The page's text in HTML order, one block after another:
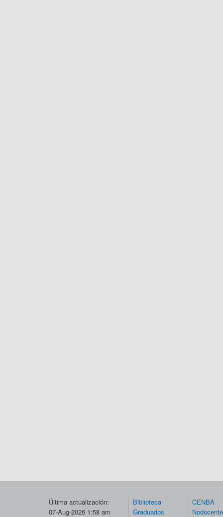
Última actualización:
07-Aug-2026 1:58 am
Biblioteca
Graduados
CENBA